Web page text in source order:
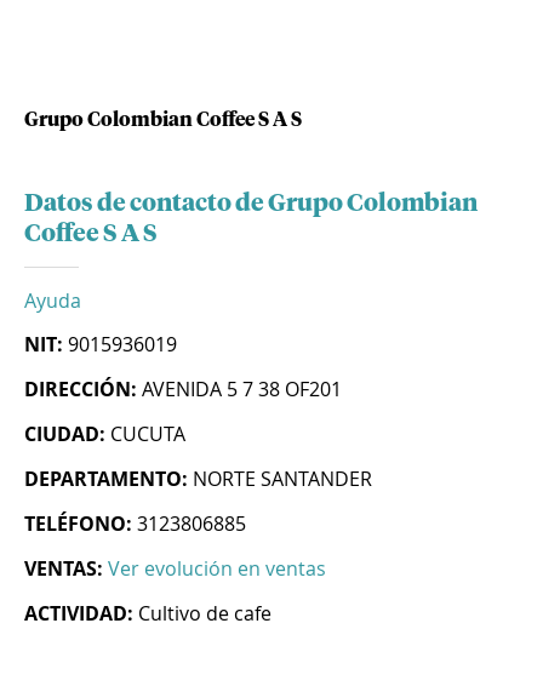
Grupo Colombian Coffee S A S
Datos de contacto de Grupo Colombian
Coffee S A S
Ayuda
NIT: 9015936019
DIRECCIÓN: AVENIDA 5 7 38 OF201
CIUDAD: CUCUTA
DEPARTAMENTO: NORTE SANTANDER
TELÉFONO: 3123806885
VENTAS: Ver evolución en ventas
ACTIVIDAD: Cultivo de cafe